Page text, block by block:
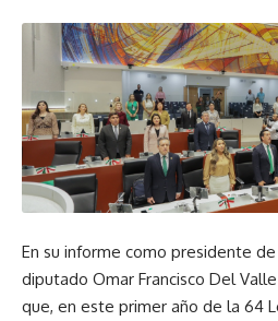
En su informe como presidente
diputado Omar Francisco Del
que, en este primer año de la 64